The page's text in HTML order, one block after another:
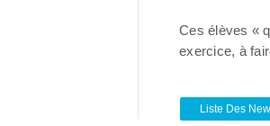
Ces élèves «
exercice, à
Liste Des